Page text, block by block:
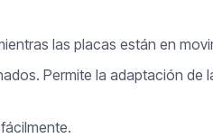
las placas están en
Permite la adaptación